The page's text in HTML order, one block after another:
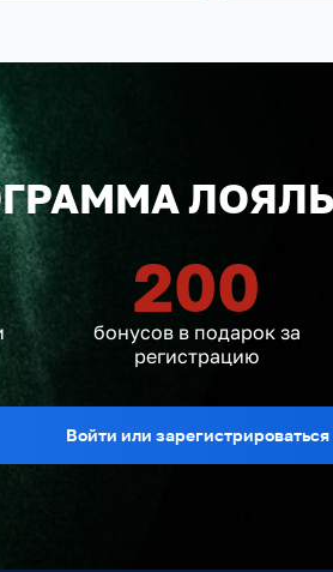
200
бонусов в подарок за
регистрацию
Войти или зарегистрироваться